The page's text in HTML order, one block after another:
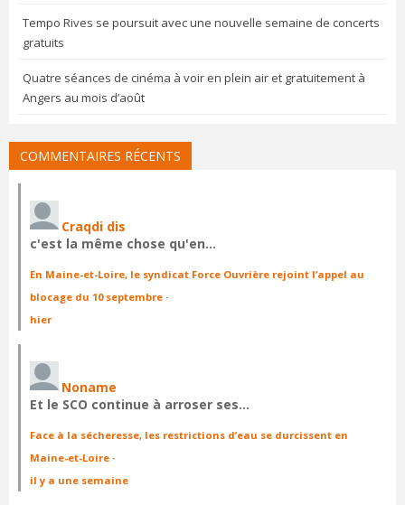
Tempo Rives se poursuit avec une nouvelle semaine de concerts
gratuits
Quatre séances de cinéma à voir en plein air et gratuitement à
Angers au mois d’août
COMMENTAIRES RÉCENTS
Craqdi dis
c'est la même chose qu'en…
En Maine-et-Loire, le syndicat Force Ouvrière rejoint l’appel au
blocage du 10 septembre ·
hier
Noname
Et le SCO continue à arroser ses…
Face à la sécheresse, les restrictions d’eau se durcissent en
Maine-et-Loire ·
il y a une semaine